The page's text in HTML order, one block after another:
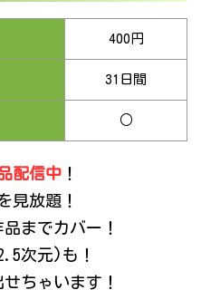
400円
31日間
○
配信中 ！
見放題！
までカバー！
次元)も！
せちゃいます！